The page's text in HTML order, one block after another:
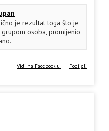
je rezultat toga što je
osoba, promijenio
Vidi na Facebook-u · Podijeli